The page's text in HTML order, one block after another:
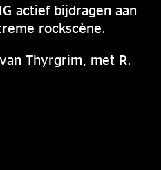
actief bijdragen aan
rockscène.
Thyrgrim, met R.